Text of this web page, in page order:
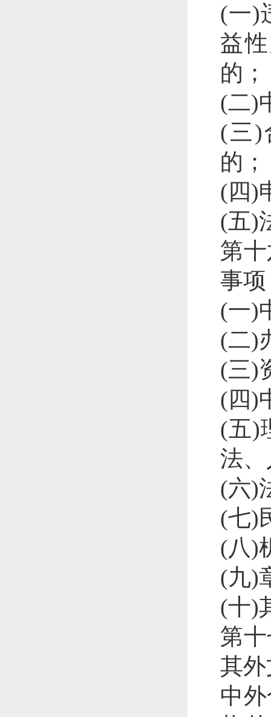
(一)
益
的；
(二)
(三)
的；
(四)
(五)
第
事
(一)
(二)
(三)
(四)
(五)
法
(六)
(七)
(八)
(九)
(十)
第
其
中